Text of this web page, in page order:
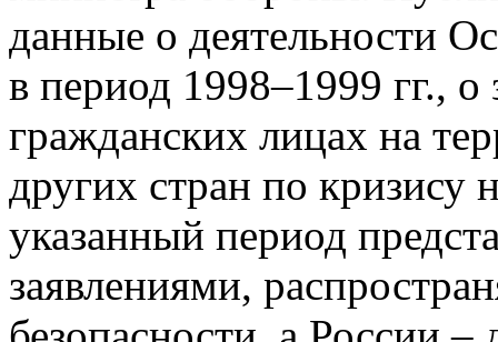
данные о деятельности
в период 1998–1999 гг.,
гражданских лицах на
других стран по кризису
указанный период
заявлениями,